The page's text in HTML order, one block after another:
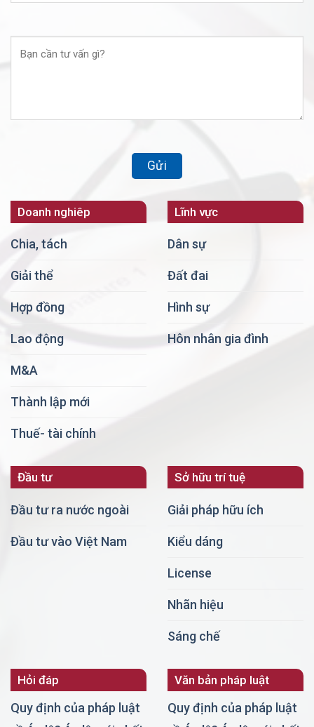
Doanh nghiêp
Chia, tách
Giải thể
Hợp đồng
Lao động
M&A
Thành lập mới
Thuế- tài chính
Lĩnh vực
Dân sự
Đất đai
Hình sự
Hôn nhân gia đình
Đầu tư
Đầu tư ra nước ngoài
Đầu tư vào Việt Nam
Sở hữu trí tuệ
Giải pháp hữu ích
Kiểu dáng
License
Nhãn hiệu
Sáng chế
Hỏi đáp
Quy định của pháp luật
Văn bản pháp luật
Quy định của pháp luật